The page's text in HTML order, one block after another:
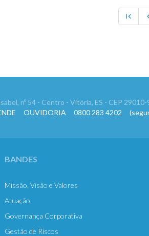
first_page
nº 54 - Centro - Vitória, ES - CEP
OUVIDORIA 0800 283 4202
BANDES
Missão, Visão e Valores
Atuação
Governança Corporativa
Gestão de Riscos